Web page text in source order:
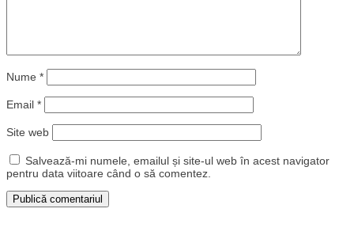
Nume *
Email *
Site web
Salvează-mi numele, emailul și site-ul web în acest navigator
pentru data viitoare când o să comentez.